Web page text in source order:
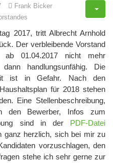
Frank Bicker
2017, tritt Albrecht Arnhold
Der verbleibende Vorstand
01.04.2017 nicht mehr
handlungsunfähig. Die
ist in Gefahr. Nach den
für 2018 stehen
Eine Stellenbeschreibung,
den Bewerber, Infos zum
sind in der PDF-Datei
ganz herzlich, sich bei mir zu
vorzuschlagen, den
stehe ich sehr gerne zur